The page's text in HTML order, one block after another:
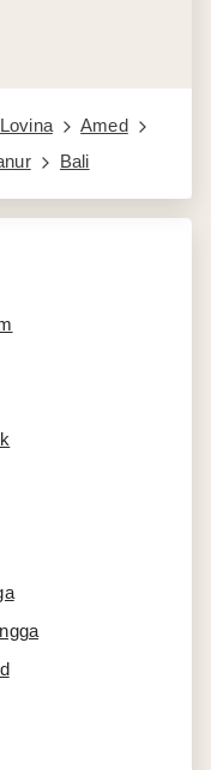
Lovina
Amed
Bali